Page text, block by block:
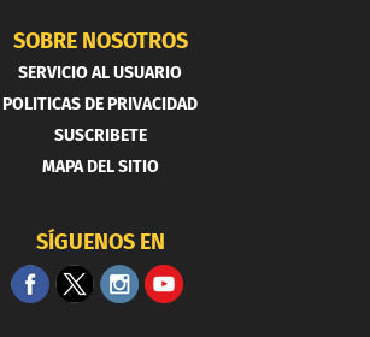
SOBRE NOSOTROS
SERVICIO AL USUARIO
POLITICAS DE PRIVACIDAD
SUSCRIBETE
MAPA DEL SITIO
SÍGUENOS EN